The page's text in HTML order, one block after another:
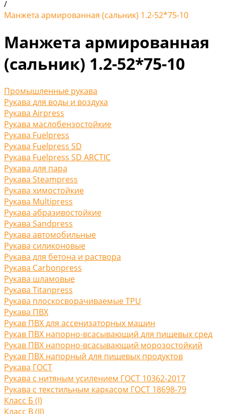
/
Манжета армированная (сальник) 1.2-52*75-10
Манжета армированная
(сальник) 1.2-52*75-10
Промышленные рукава
Рукава для воды и воздуха
Рукава Airpress
Рукава маслобензостойкие
Рукава Fuelpress
Рукава Fuelpress SD
Рукава Fuelpress SD ARCTIC
Рукава для пара
Рукава Steampress
Рукава химостойкие
Рукава Multipress
Рукава абразивостойкие
Рукава Sandpress
Рукава автомобильные
Рукава силиконовые
Рукава для бетона и раствора
Рукава Carbonpress
Рукава шламовые
Рукава Titanpress
Рукава плоскосворачиваемые TPU
Рукава ПВХ
Рукав ПВХ для ассенизаторных машин
Рукав ПВХ напорно-всасывающий для пищевых сред
Рукав ПВХ напорно-всасывающий морозостойкий
Рукав ПВХ напорный для пищевых продуктов
Рукава ГОСТ
Рукава с нитяным усилением ГОСТ 10362-2017
Рукава с текстильным каркасом ГОСТ 18698-79
Класс Б (I)
Класс В (II)